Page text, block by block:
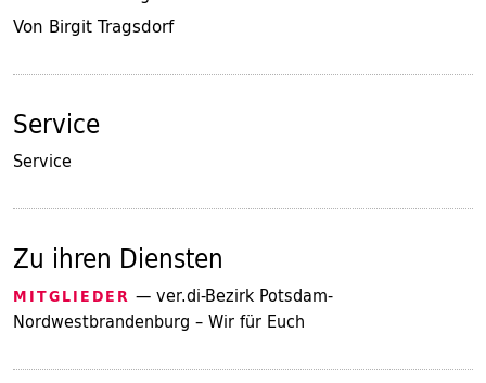
Von Birgit Tragsdorf
Service
Service
Zu ihren Diensten
MITGLIEDER — ver.di-Bezirk Potsdam-
Nordwestbrandenburg – Wir für Euch